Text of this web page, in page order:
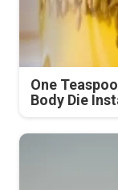
One
Body Die